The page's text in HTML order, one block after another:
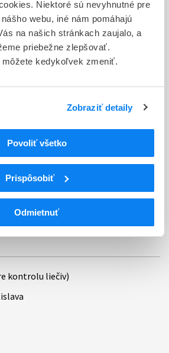
Niektoré sú nevyhnutné pre
webu, iné nám pomáhajú
na našich stránkach zaujalo, a
priebežne zlepšovať.
kedykoľvek zmeniť.
Zobraziť detaily
Povoliť všetko
Prispôsobiť
Odmietnuť
zákazníka
kontrolu liečiv)